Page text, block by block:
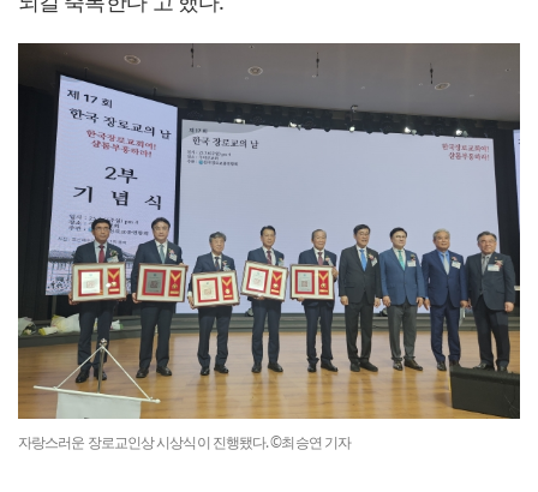
자랑스러운 장로교인상 시상식이 진행됐다. ©최승연 기자